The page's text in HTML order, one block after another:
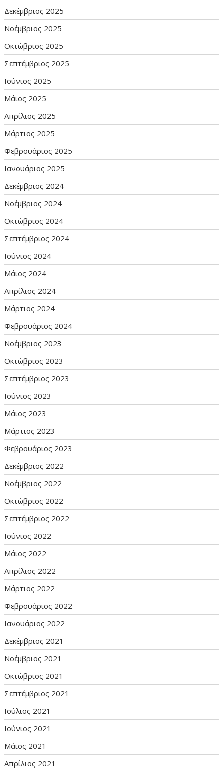
Δεκέμβριος 2025
Νοέμβριος 2025
Οκτώβριος 2025
Σεπτέμβριος 2025
Ιούνιος 2025
Μάιος 2025
Απρίλιος 2025
Μάρτιος 2025
Φεβρουάριος 2025
Ιανουάριος 2025
Δεκέμβριος 2024
Νοέμβριος 2024
Οκτώβριος 2024
Σεπτέμβριος 2024
Ιούνιος 2024
Μάιος 2024
Απρίλιος 2024
Μάρτιος 2024
Φεβρουάριος 2024
Νοέμβριος 2023
Οκτώβριος 2023
Σεπτέμβριος 2023
Ιούνιος 2023
Μάιος 2023
Μάρτιος 2023
Φεβρουάριος 2023
Δεκέμβριος 2022
Νοέμβριος 2022
Οκτώβριος 2022
Σεπτέμβριος 2022
Ιούνιος 2022
Μάιος 2022
Απρίλιος 2022
Μάρτιος 2022
Φεβρουάριος 2022
Ιανουάριος 2022
Δεκέμβριος 2021
Νοέμβριος 2021
Οκτώβριος 2021
Σεπτέμβριος 2021
Ιούλιος 2021
Ιούνιος 2021
Μάιος 2021
Απρίλιος 2021